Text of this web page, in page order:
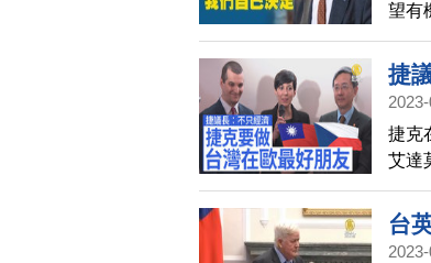
望有
則是
反彈
己做
在三
捷
捷克
艾達
還包
資
與極
台